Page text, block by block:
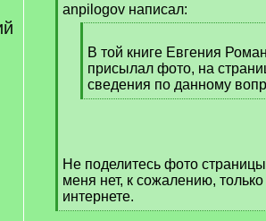
q
anpilogov написал:
q
]
В той книге Евгения
присылал фото, на
сведения по данному
[
Не поделитесь фото
меня нет, к сожалению,
интернете.
[